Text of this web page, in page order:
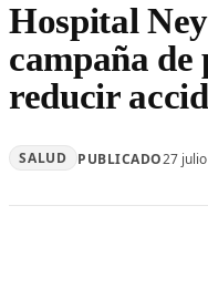
Hospital
campaña
reducir
SALUD PUBLICADO27